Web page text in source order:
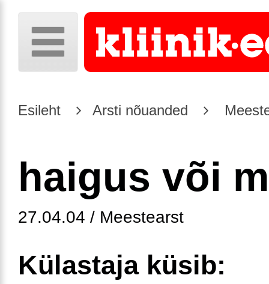
Esileht Arsti nõuanded
haigus või
27.04.04 / Meestearst
Külastaja küsib: